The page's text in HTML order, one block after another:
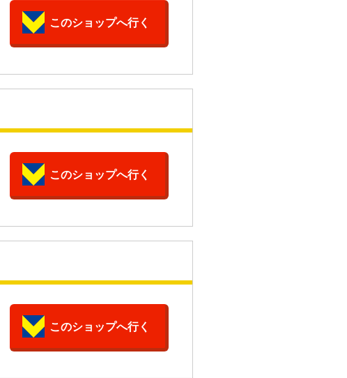
このショップへ行く
このショップへ行く
このショップへ行く